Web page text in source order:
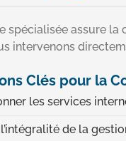
spécialisée assure la
intervenons
Clés pour la
les services
de la